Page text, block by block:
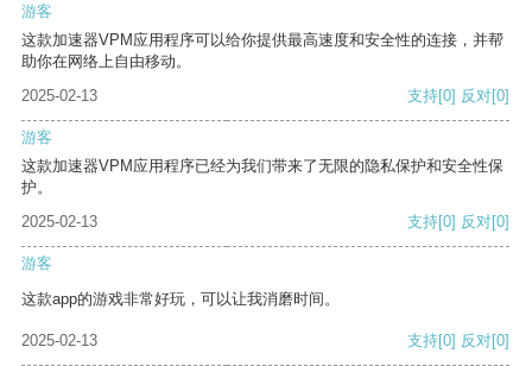
游客
这款加速器VPM应用程序可以给你提供最高速度和安全性的连接，并帮
助你在网络上自由移动。
2025-02-13
支持[0] 反对[0]
游客
这款加速器VPM应用程序已经为我们带来了无限的隐私保护和安全性保
护。
2025-02-13
支持[0] 反对[0]
游客
这款app的游戏非常好玩，可以让我消磨时间。
2025-02-13 支持[0] 反对[0]